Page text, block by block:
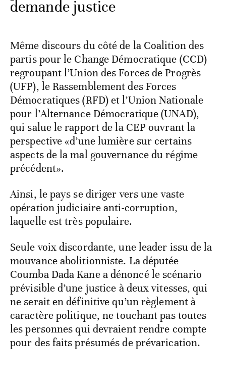
demande justice
Même discours du côté de la Coalition des
partis pour le Change Démocratique (CCD)
regroupant l’Union des Forces de Progrès
(UFP), le Rassemblement des Forces
Démocratiques (RFD) et l’Union Nationale
pour l’Alternance Démocratique (UNAD),
qui salue le rapport de la CEP ouvrant la
perspective «d’une lumière sur certains
aspects de la mal gouvernance du régime
précédent».
Ainsi, le pays se diriger vers une vaste
opération judiciaire anti-corruption,
laquelle est très populaire.
Seule voix discordante, une leader issu de la
mouvance abolitionniste. La députée
Coumba Dada Kane a dénoncé le scénario
prévisible d’une justice à deux vitesses, qui
ne serait en définitive qu’un règlement à
caractère politique, ne touchant pas toutes
les personnes qui devraient rendre compte
pour des faits présumés de prévarication.